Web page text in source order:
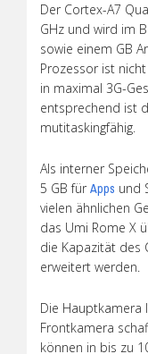
Der Cortex-A7
GHz und wird im
sowie einem GB
Prozessor ist
in maximal 3G-
entsprechend ist
mutitaskingfähig.
Als interner
5 GB für Apps und
vielen ähnlichen
das Umi Rome X
die Kapazität des
erweitert werden.
Die Hauptkamera
Frontkamera
können in bis zu